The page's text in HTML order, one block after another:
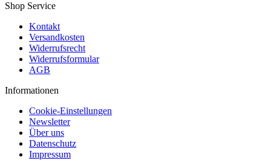
Shop Service
Kontakt
Versandkosten
Widerrufsrecht
Widerrufsformular
AGB
Informationen
Cookie-Einstellungen
Newsletter
Über uns
Datenschutz
Impressum